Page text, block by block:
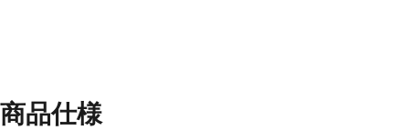
商品仕様